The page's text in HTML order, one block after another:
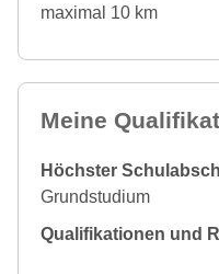
maximal 10 km
Meine
Höchster
Grundstudium
Qualifikationen und